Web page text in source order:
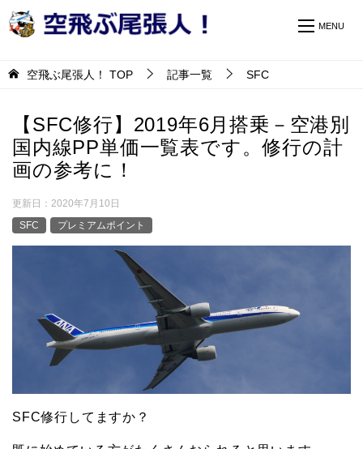
空飛ぶ尾張人！ TOP 記事一覧 SFC
【SFC修行】2019年6月搭乗－空港別
国内線PP単価一覧表です。修行の計
画の参考に！
更新日： 2020年7月10日
SFC
プレミアムポイント
SFC修行してますか？